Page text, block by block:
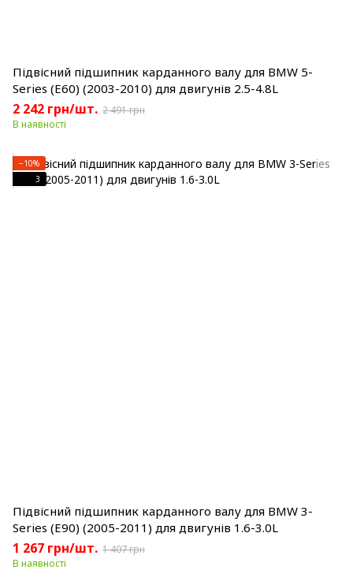
Підвісний підшипник карданного валу для BMW 5-
Series (E60) (2003-2010) для двигунів 2.5-4.8L
2 242 грн/шт. 2 491 грн
В наявності
−10%
3
Підвісний підшипник карданного валу для BMW 3-
Series (E90) (2005-2011) для двигунів 1.6-3.0L
1 267 грн/шт. 1 407 грн
В наявності